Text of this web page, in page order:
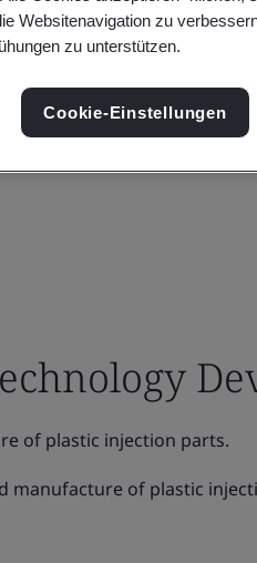
of plastic injection parts.
manufacture of plastic
Websitenavigation zu
zu unterstützen.
Cookie-Einstellungen